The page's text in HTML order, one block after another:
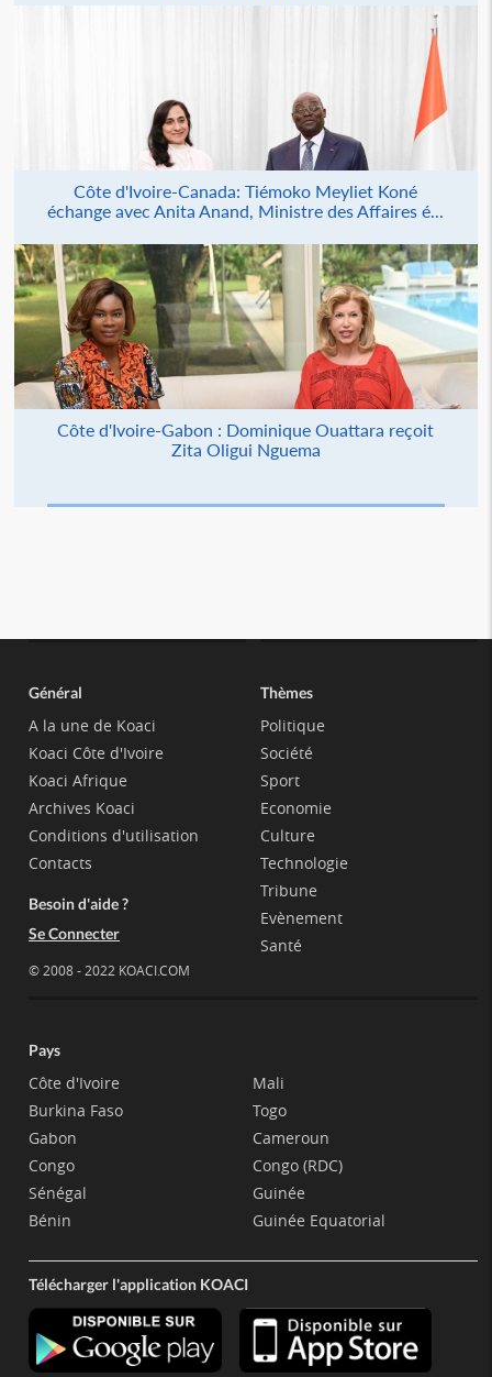
Côte d'Ivoire-Canada: Tiémoko Meyliet Koné
échange avec Anita Anand, Ministre des Affaires é...
Côte d'Ivoire-Gabon : Dominique Ouattara reçoit
Zita Oligui Nguema
Général
A la une de Koaci
Koaci Côte d'Ivoire
Koaci Afrique
Archives Koaci
Conditions d'utilisation
Contacts
Besoin d'aide ?
Se Connecter
© 2008 - 2022 KOACI.COM
Thèmes
Politique
Société
Sport
Economie
Culture
Technologie
Tribune
Evènement
Santé
Pays
Côte d'Ivoire
Burkina Faso
Gabon
Congo
Sénégal
Bénin
Mali
Togo
Cameroun
Congo (RDC)
Guinée
Guinée Equatorial
Télécharger l'application KOACI